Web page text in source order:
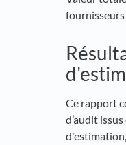
fournisseurs
Ce rapport
d’audit